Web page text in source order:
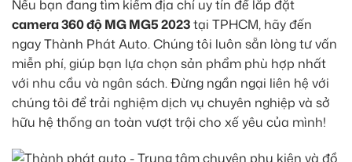
Nếu bạn đang tìm kiếm địa chỉ uy tín để lắp đặt
camera 360 độ MG MG5 2023tại TPHCM, hãy đến
ngay Thành Phát Auto. Chúng tôi luôn sẵn lòng tư vấn
miễn phí, giúp bạn lựa chọn sản phẩm phù hợp nhất
với nhu cầu và ngân sách. Đừng ngần ngại liên hệ với
chúng tôi để trải nghiệm dịch vụ chuyên nghiệp và sở
hữu hệ thống an toàn vượt trội cho xế yêu của mình!